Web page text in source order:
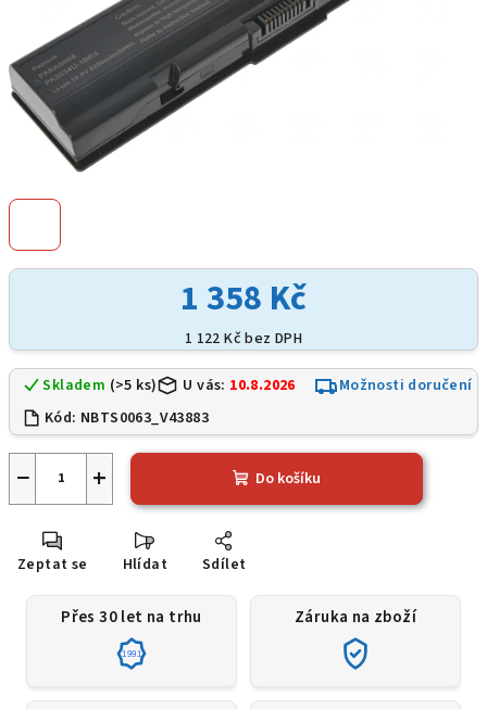
1 358 Kč
1 122 Kč bez DPH
Skladem (>5 ks) U vás: 10.8.2026
Možnosti doručení
Kód: NBTS0063_V43883
+
− Do košíku
Zeptat se Hlídat Sdílet
Přes 30 let na trhu
1991
Záruka na zboží